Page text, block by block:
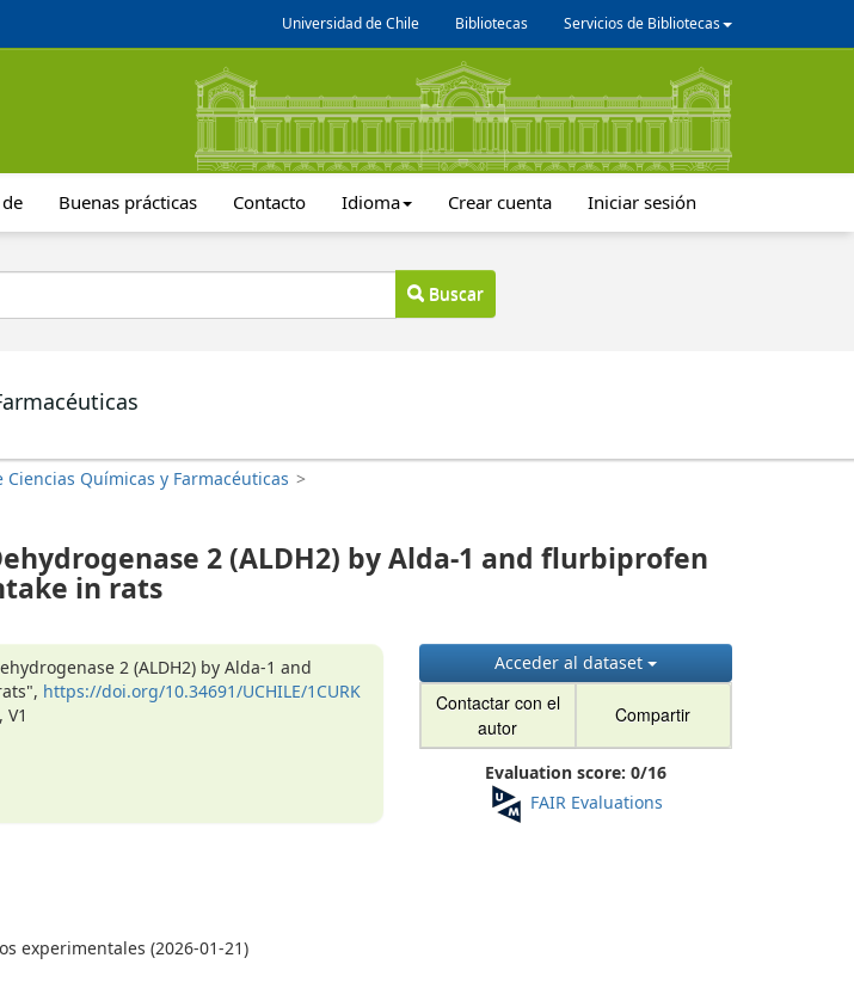
Universidad de Chile Bibliotecas Servicios de Bibliotecas
Buenas prácticas Contacto Idioma Crear cuenta Iniciar sesión
Buscar
Ciencias Químicas y Farmacéuticas >
2 (ALDH2) by Alda-1 and flurbiprofen
in rats
2 (ALDH2) by Alda-1 and
https://doi.org/10.34691/UCHILE/1CURK
Acceder al dataset
Contactar con el
autor
Compartir
Evaluation score: 0/16
FAIR Evaluations
experimentales (2026-01-21)